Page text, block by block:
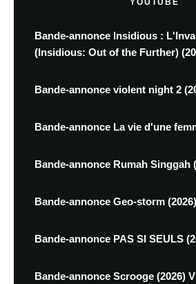
YOUTUBE
Bande-annonce Insidious :
(Insidious: Out of the Further)
Bande-annonce violent night 2
Bande-annonce La vie d'une
Bande-annonce Rumah Singgah
Bande-annonce Geo-storm
Bande-annonce PAS SI SEULS
Bande-annonce Scrooge (2026)